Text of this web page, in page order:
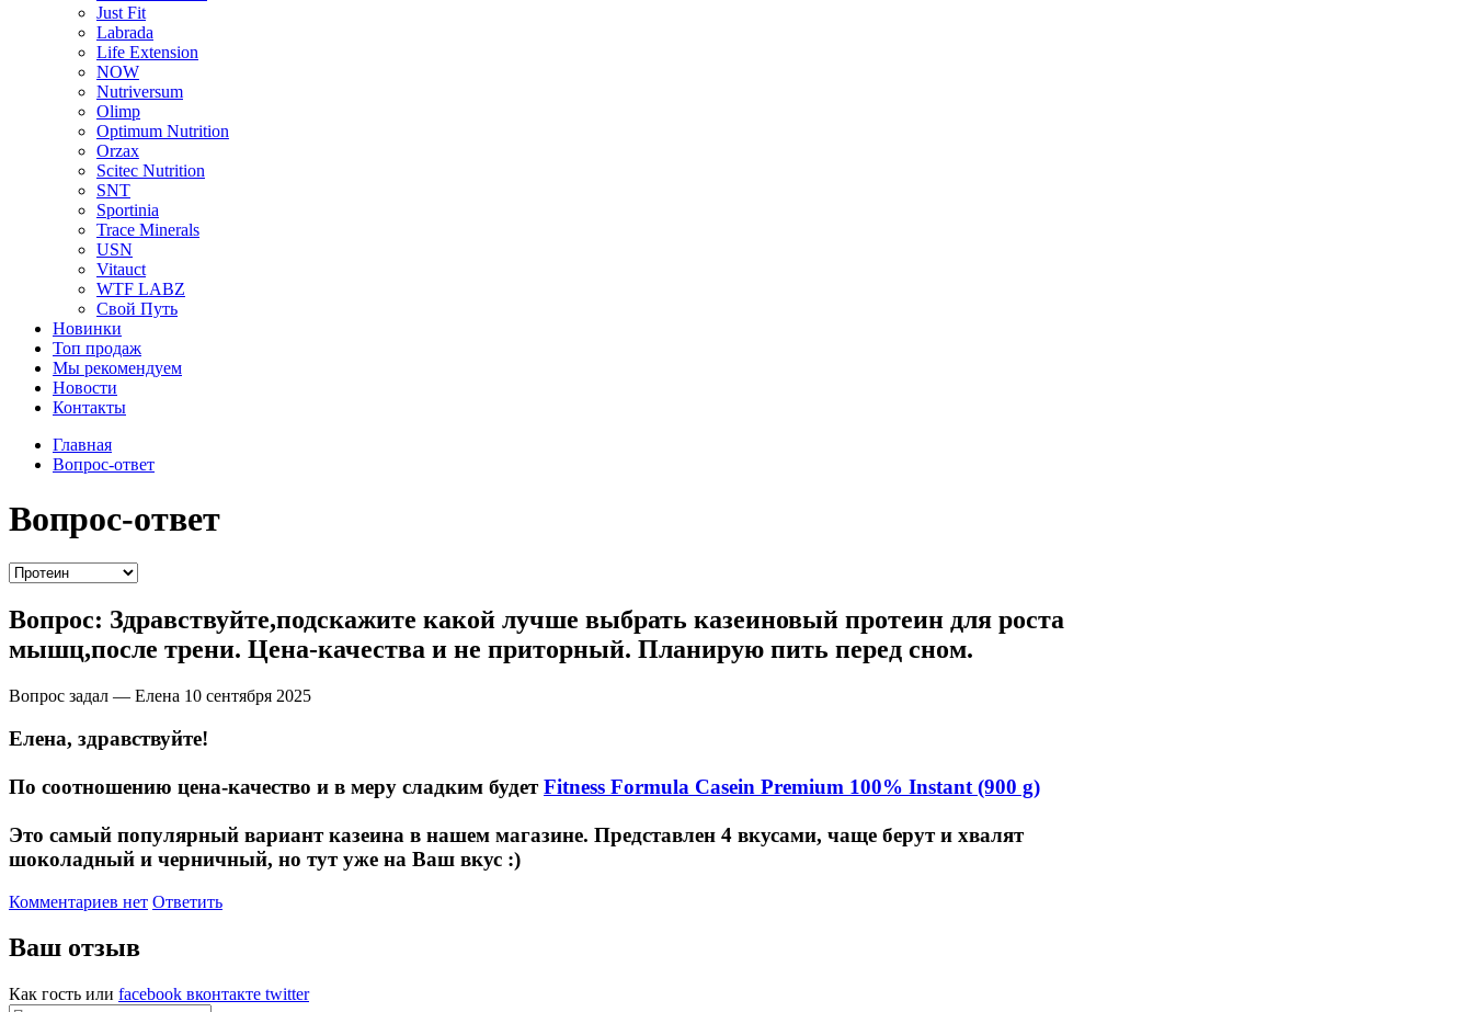
Just Fit
Labrada
Life Extension
NOW
Nutriversum
Olimp
Optimum Nutrition
Orzax
Scitec Nutrition
SNT
Sportinia
Trace Minerals
USN
Vitauct
WTF LABZ
Свой Путь
Новинки
Топ продаж
Мы рекомендуем
Новости
Контакты
Главная
Вопрос-ответ
Вопрос-ответ
Вопрос: Здравствуйте,подскажите какой лучше выбрать казеиновый протеин для роста
мышц,после трени. Цена-качества и не приторный. Планирую пить перед сном.
Вопрос задал — Елена 10 сентября 2025
Елена, здравствуйте!
По соотношению цена-качество и в меру сладким будетFitness Formula Casein Premium 100% Instant (900 g)
Это самый популярный вариант казеина в нашем магазине. Представлен 4 вкусами, чаще берут и хвалят
шоколадный и черничный, но тут уже на Ваш вкус :)
Комментариев нет Ответить
Ваш отзыв
Как гость или facebook вконтакте twitter